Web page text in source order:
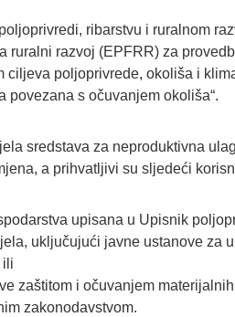
ribarstvu i ruralnom
ruralni razvoj (EPFRR) za
ciljeva poljoprivrede, okoliša i
povezana s očuvanjem okoliša“.
sredstava za neproduktivna
a prihvatljivi su sljedeći
upisana u Upisnik
uključujući javne ustanove za
ili
zaštitom i očuvanjem
zakonodavstvom.